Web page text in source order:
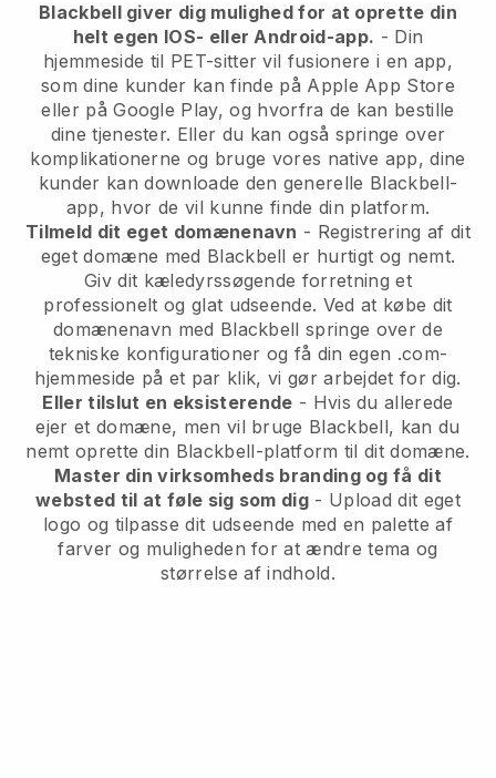
Blackbell giver dig mulighed for at oprette din
helt egen IOS- eller Android-app. - Din
hjemmeside til PET-sitter vil fusionere i en app,
som dine kunder kan finde på Apple App Store
eller på Google Play, og hvorfra de kan bestille
dine tjenester. Eller du kan også springe over
komplikationerne og bruge vores native app, dine
kunder kan downloade den generelle Blackbell-
app, hvor de vil kunne finde din platform.
Tilmeld dit eget domænenavn - Registrering af dit
eget domæne med Blackbell er hurtigt og nemt.
Giv dit kæledyrssøgende forretning et
professionelt og glat udseende. Ved at købe dit
domænenavn med Blackbell springe over de
tekniske konfigurationer og få din egen .com-
hjemmeside på et par klik, vi gør arbejdet for dig.
Eller tilslut en eksisterende - Hvis du allerede
ejer et domæne, men vil bruge Blackbell, kan du
nemt oprette din Blackbell-platform til dit domæne.
Master din virksomheds branding og få dit
websted til at føle sig som dig - Upload dit eget
logo og tilpasse dit udseende med en palette af
farver og muligheden for at ændre tema og
størrelse af indhold.